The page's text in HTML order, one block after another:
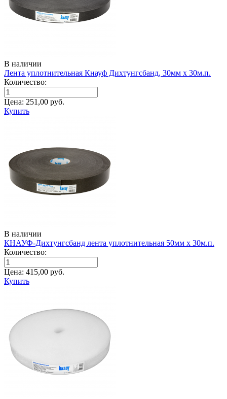
В наличии
Лента уплотнительная Кнауф Дихтунгсбанд, 30мм х 30м.п.
Количество:
Цена: 251,00 руб.
Купить
В наличии
КНАУФ-Дихтунгсбанд лента уплотнительная 50мм х 30м.п.
Количество:
Цена: 415,00 руб.
Купить